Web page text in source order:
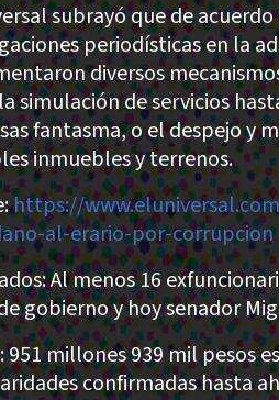
subrayó que de
periodísticas en la
diversos
simulación de servicios
fantasma, o el despejo y
inmuebles y terrenos.
https://
al-erario-por-corrupcion
Al menos 16
gobierno y hoy senador
951 millones 939 mil pesos
confirmadas hasta